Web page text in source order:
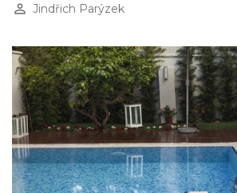
perm_identity Jindřich Parýzek